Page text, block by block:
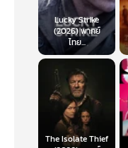
Lucky Strike
(2026) พากย์
ไทย...
The Isolate Thief